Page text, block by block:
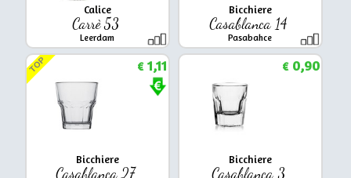
Calice
Carrè 53
Leerdam
Bicchiere
Casablanca 14
Pasabahce
Bicchiere
Casablanca 27
TOP €1,11
Bicchiere
Casablanca 3
€0,90